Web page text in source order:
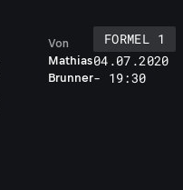
Mathias
Brunner
Von
FORMEL 1
04.07.2020
- 19:30